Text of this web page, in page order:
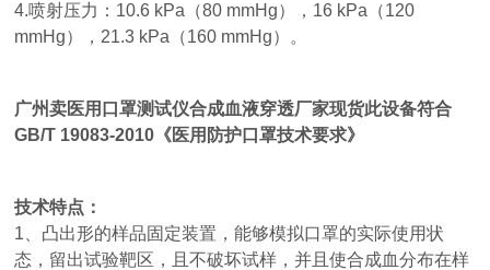
4.喷射压力：10.6 kPa（80 mmHg），16 kPa（120
mmHg），21.3 kPa（160 mmHg）。
广州卖医用口罩测试仪合成血液穿透厂家现货此设备符合
GB/T 19083-2010《医用防护口罩技术要求》
技术特点：
1、凸出形的样品固定装置，能够模拟口罩的实际使用状
态，留出试验靶区，且不破坏试样，并且使合成血分布在样